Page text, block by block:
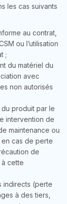
les cas suivants
au contrat,
ou l’utilisation
;
du matériel du
avec
non autorisés
produit par le
intervention de
maintenance ou
en cas de perte
de
cette
indirects (perte
à des tiers,